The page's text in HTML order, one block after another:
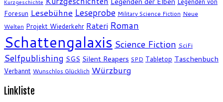
Kurzgeschichte
Foresun Lesebühne Leseprobe Military Science Fiction Neue
Welten Projekt Wiederkehr Rateri Roman
Schattengalaxis Science Fiction SciFi
Selfpublishing SGS Silent Reapers SPD Tabletop Taschenbuch
Verbannt Wunschlos Glücklich Würzburg
Linkliste